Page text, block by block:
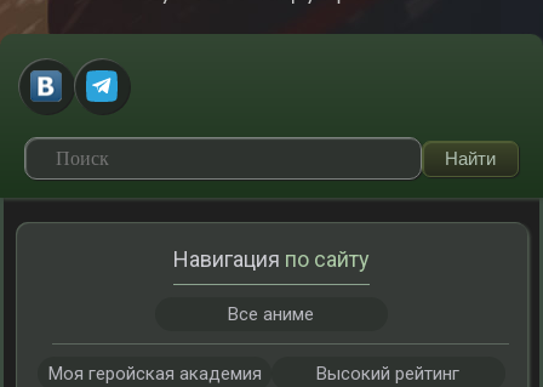
Навигация по сайту
Все аниме
Моя геройская академия
Высокий рейтинг